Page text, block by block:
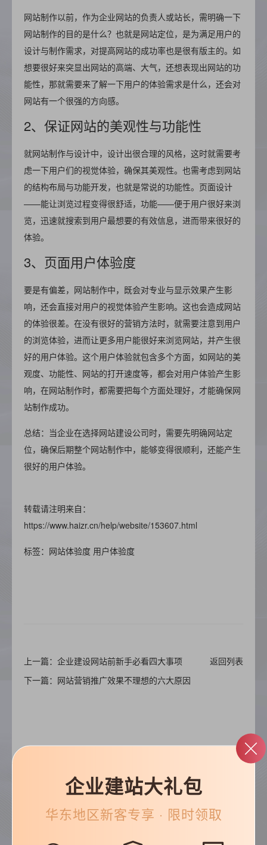
网站制作以前，作为企业网站的负责人或站长，需明确一下
网站制作的目的是什么？也就是网站定位，是为满足用户的
设计与制作需求，对提高网站的成功率也是很有版主的。如
想要很好来突显出网站的高端、大气，还想表现出网站的功
能性，那就需要来了解一下用户的体验需求是什么，还会对
网站有一个很强的方向感。
2、保证网站的美观性与功能性
就网站制作与设计中，设计出很合理的风格，这时就需要考
虑一下用户们的视觉体验，确保其美观性。也需考虑到网站
的结构布局与功能开发，也就是常说的功能性。页面设计
——能让浏览过程变得很舒适，功能——便于用户很好来浏
览，迅速就搜索到用户最想要的有效信息，进而带来很好的
体验。
3、页面用户体验度
要是有偏差，网站制作中，既会对专业与显示效果产生影
响，还会直接对用户的视觉体验产生影响。这也会造成网站
的体验很差。在没有很好的营销方法时，就需要注意到用户
的浏览体验，进而让更多用户能很好来浏览网站，并产生很
好的用户体验。这个用户体验就包含多个方面，如网站的美
观度、功能性、网站的打开速度等，都会对用户体验产生影
响，在网站制作时，都需要把每个方面处理好，才能确保网
站制作成功。
总结：当企业在选择网站建设公司时，需要先明确网站定
位，确保后期整个网站制作中，能够变得很顺利，还能产生
很好的用户体验。
转载请注明来自：
https://www.haizr.cn/help/website/153607.html
标签：网站体验度 用户体验度
上一篇：企业建设网站前新手必看四大事项
返回列表
下一篇：网站营销推广效果不理想的六大原因
帮助&支持
企业建站大礼包
华东地区新客专享 · 限时领取